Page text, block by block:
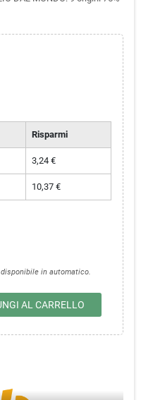
Risparmi
3,24 €
10,37 €
in automatico.
AL CARRELLO